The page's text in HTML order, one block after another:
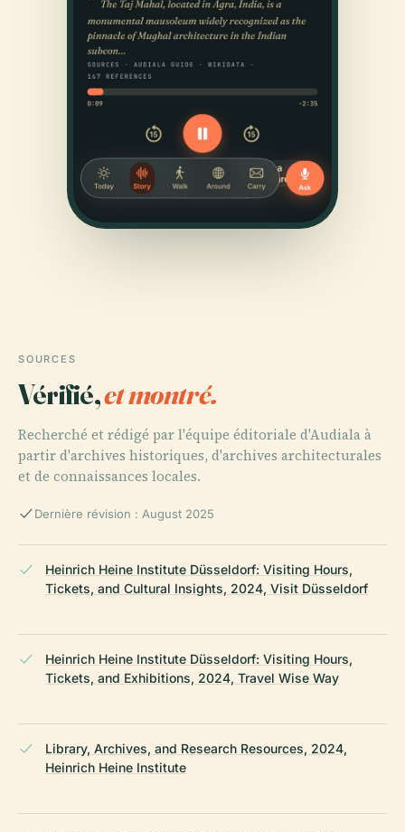
SOURCES
Vérifié,et montré.
Recherché et rédigé par l'équipe éditoriale d'Audiala à
partir d'archives historiques, d'archives architecturales
et de connaissances locales.
Dernière révision : August 2025
Heinrich Heine Institute Düsseldorf: Visiting Hours,
Tickets, and Cultural Insights, 2024, Visit Düsseldorf
Heinrich Heine Institute Düsseldorf: Visiting Hours,
Tickets, and Exhibitions, 2024, Travel Wise Way
Library, Archives, and Research Resources, 2024,
Heinrich Heine Institute